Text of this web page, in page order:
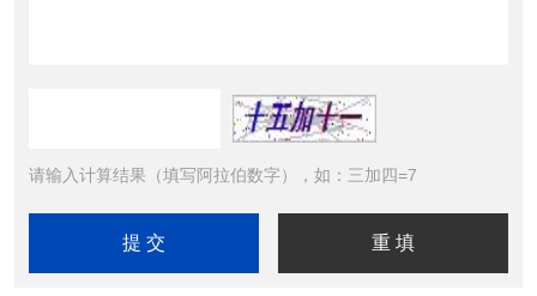
请输入计算结果（填写阿拉伯数字），如：三加四=7